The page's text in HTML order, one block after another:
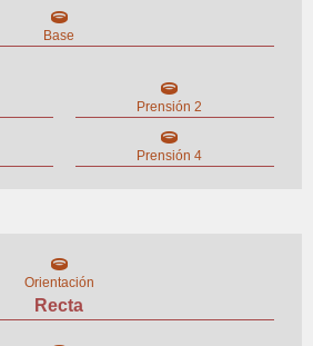
Base
Prensión 2
Prensión 4
Orientación
Recta